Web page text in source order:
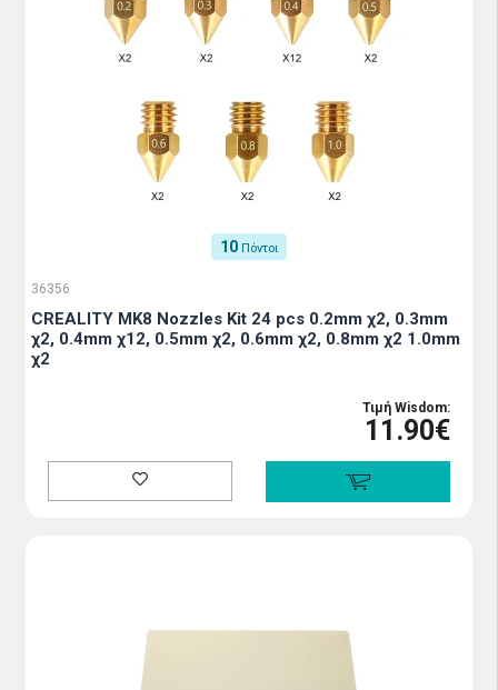
10 Πόντοι
36356
CREALITY MK8 Nozzles Kit 24 pcs 0.2mm χ2, 0.3mm
χ2, 0.4mm χ12, 0.5mm χ2, 0.6mm χ2, 0.8mm χ2 1.0mm
χ2
Τιμή Wisdom:
11.90€